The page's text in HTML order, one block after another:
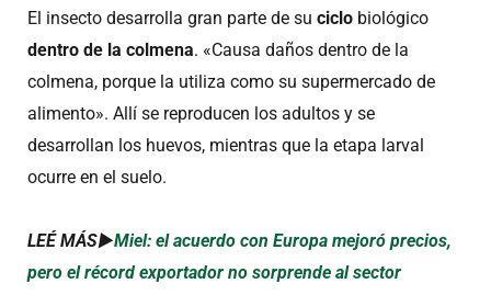
El insecto desarrolla gran parte de su ciclo biológico
dentro de la colmena. «Causa daños dentro de la
colmena, porque la utiliza como su supermercado de
alimento». Allí se reproducen los adultos y se
desarrollan los huevos, mientras que la etapa larval
ocurre en el suelo.
LEÉ MÁS►Miel: el acuerdo con Europa mejoró precios,
pero el récord exportador no sorprende al sector